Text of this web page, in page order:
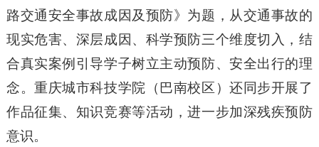
路交通安全事故成因及预防》为题，从交通事故的
现实危害、深层成因、科学预防三个维度切入，结
合真实案例引导学子树立主动预防、安全出行的理
念。重庆城市科技学院（巴南校区）还同步开展了
作品征集、知识竞赛等活动，进一步加深残疾预防
意识。